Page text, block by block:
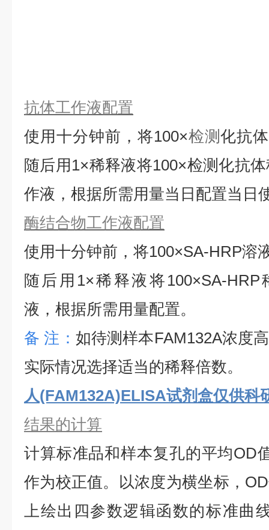
抗体工作液配置
使用十分钟前，将100×检测化抗
随后用1×稀释液将100×检测化抗
作液，根据所需用量当日配置当日
酶结合物工作液配置
使用十分钟前，将100×SA-HRP溶
随后用1×稀释液将100×SA-HRP
液，根据所需用量配置。
备 注： 如待测样本FAM132A浓度
实际情况选择适当的稀释倍数。
人(FAM132A)ELISA试剂盒仅供科
结果的计算
计算标准品和样本复孔的平均OD
作为校正值。以浓度为横坐标，
上绘出四参数逻辑函数的标准曲